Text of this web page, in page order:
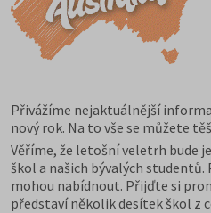
Přivážíme nejaktuálnější
nový rok. Na to vše se můžete
Věříme, že letošní veletrh bude
škol a našich bývalých
mohou nabídnout. Přijďte si
představí několik desítek škol z